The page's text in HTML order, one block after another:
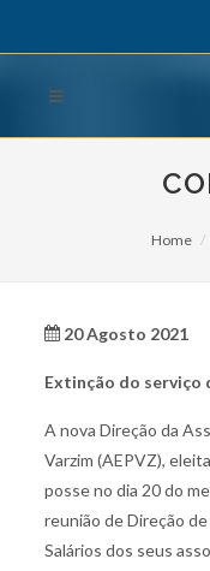
Home
20 Agosto 2021
Extinção do serviço
A nova Direção da
Varzim (AEPVZ),
posse no dia 20 do
reunião de Direção
Salários dos seus